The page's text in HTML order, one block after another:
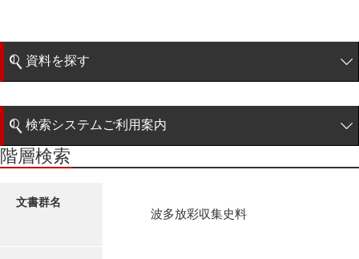
藩政文書
特定歴史公文書
諸家文書
資料を探す
階層検索
検索システムご利用案内
検索システムの利用について
更新履歴
階層検索
文書群名
波多放彩収集史料